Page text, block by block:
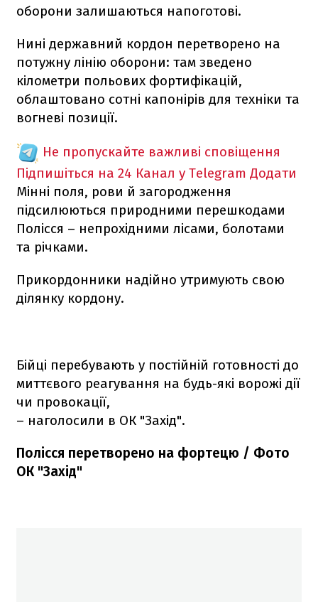
оборони залишаються напоготові.
Нині державний кордон перетворено на
потужну лінію оборони: там зведено
кілометри польових фортифікацій,
облаштовано сотні капонірів для техніки та
вогневі позиції.
Не пропускайте важливі сповіщення
Підпишіться на 24 Канал у Telegram Додати
Мінні поля, рови й загородження
підсилюються природними перешкодами
Полісся – непрохідними лісами, болотами
та річками.
Прикордонники надійно утримують свою
ділянку кордону.
Бійці перебувають у постійній готовності до
миттєвого реагування на будь-які ворожі дії
чи провокації,
– наголосили в ОК "Захід".
Полісся перетворено на фортецю / Фото
ОК "Захід"